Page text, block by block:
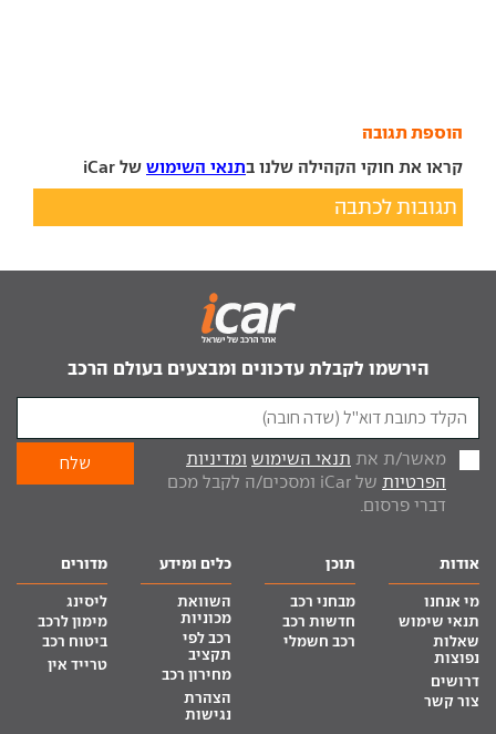
הוספת תגובה
קראו את חוקי הקהילה שלנו בתנאי השימוש של iCar
תגובות לכתבה
הירשמו לקבלת עדכונים ומבצעים בעולם הרכב
מאשר/ת את תנאי השימוש ומדיניות
הפרטיות
של iCar ומסכים/ה לקבל מכם
דברי פרסום.
אודות
מי אנחנו
תנאי שימוש
שאלות
נפוצות
דרושים
צור קשר
תוכן
מבחני רכב
חדשות רכב
רכב חשמלי
כלים ומידע
השוואת
מכוניות
רכב לפי
תקציב
מחירון רכב
הצהרת
נגישות
מדורים
ליסינג
מימון לרכב
ביטוח רכב
טרייד אין